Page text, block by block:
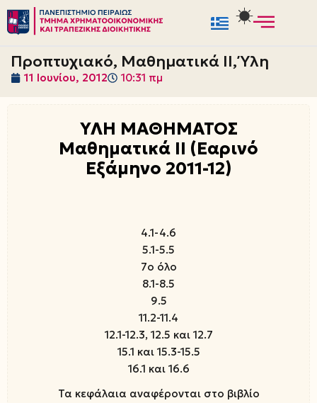
Μεταπηδήστε
στο
περιεχόμενο
Προπτυχιακό, Μαθηματικά ΙΙ, Ύλη
11 Ιουνίου, 2012 10:31 πμ
ΥΛΗ ΜΑΘΗΜΑΤΟΣ
Μαθηματικά ΙΙ (Εαρινό
Εξάμηνο 2011-12)
4.1-4.6
5.1-5.5
7ο όλο
8.1-8.5
9.5
11.2-11.4
12.1-12.3, 12.5 και 12.7
15.1 και 15.3-15.5
16.1 και 16.6
Τα κεφάλαια αναφέρονται στο βιβλίο